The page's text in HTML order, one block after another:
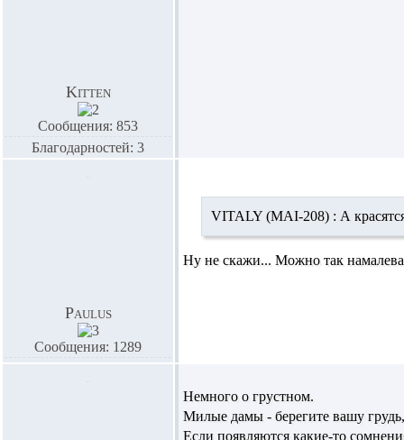
Kitten
Сообщения: 853
Благодарностей: 3
Paulus
Сообщения: 1289
VITALY (MAI-208) : А
Ну не скажи... Можно так
Немного о грустном.
Милые дамы - берегите вашу
Если появляются какие-то